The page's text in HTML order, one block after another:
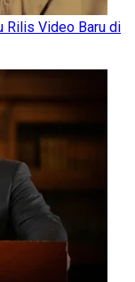
Rilis Video Baru di